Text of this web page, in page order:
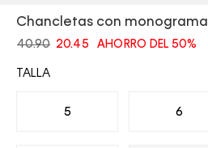
Chancletas con monograma
40.90 20.45 AHORRO DEL 50%
TALLA
5 6